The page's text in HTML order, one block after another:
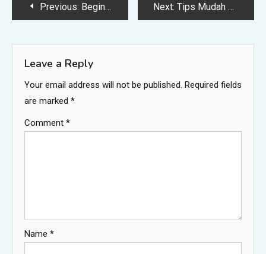
PostPrevious: Begini Syarat dan Cara Konversi Surat Tanah ke Bentuk Digital Next: Tips Mudah Mengatasi Perut Kembung – Radio Guyub Rukun FM
Leave a Reply
Your email address will not be published. Required fields
are marked *
Comment *
Name *